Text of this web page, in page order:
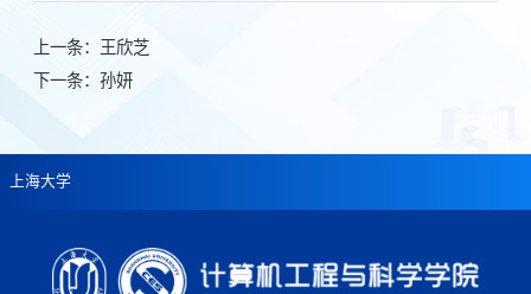
上一条：
王欣芝
下一条： 孙妍
上海大学